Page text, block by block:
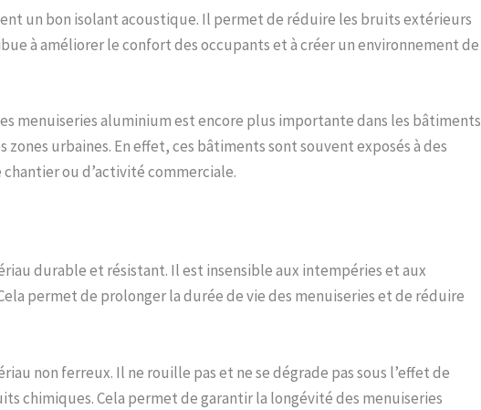
un bon isolant acoustique. Il permet de réduire les bruits extérieurs
à améliorer le confort des occupants et à créer un environnement de
menuiseries aluminium est encore plus importante dans les bâtiments
zones urbaines. En effet, ces bâtiments sont souvent exposés à des
ou d’activité commerciale.
durable et résistant. Il est insensible aux intempéries et aux
permet de prolonger la durée de vie des menuiseries et de réduire
non ferreux. Il ne rouille pas et ne se dégrade pas sous l’effet de
chimiques. Cela permet de garantir la longévité des menuiseries